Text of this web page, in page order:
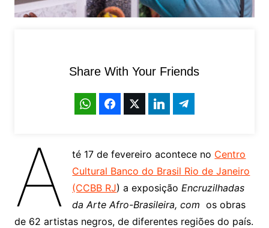
Share With Your Friends
A té 17 de fevereiro acontece no Centro
Cultural Banco do Brasil Rio de Janeiro
(CCBB RJ) a exposição Encruzilhadas
da Arte Afro-Brasileira, com os obras
de 62 artistas negros, de diferentes regiões do país.